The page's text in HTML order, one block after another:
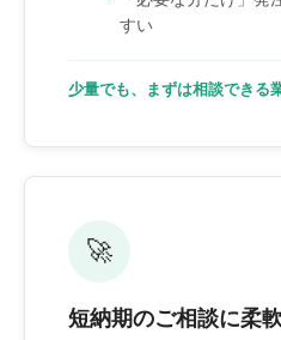
すい
少量でも、まずは相談できる
🚀
短納期のご相談に柔